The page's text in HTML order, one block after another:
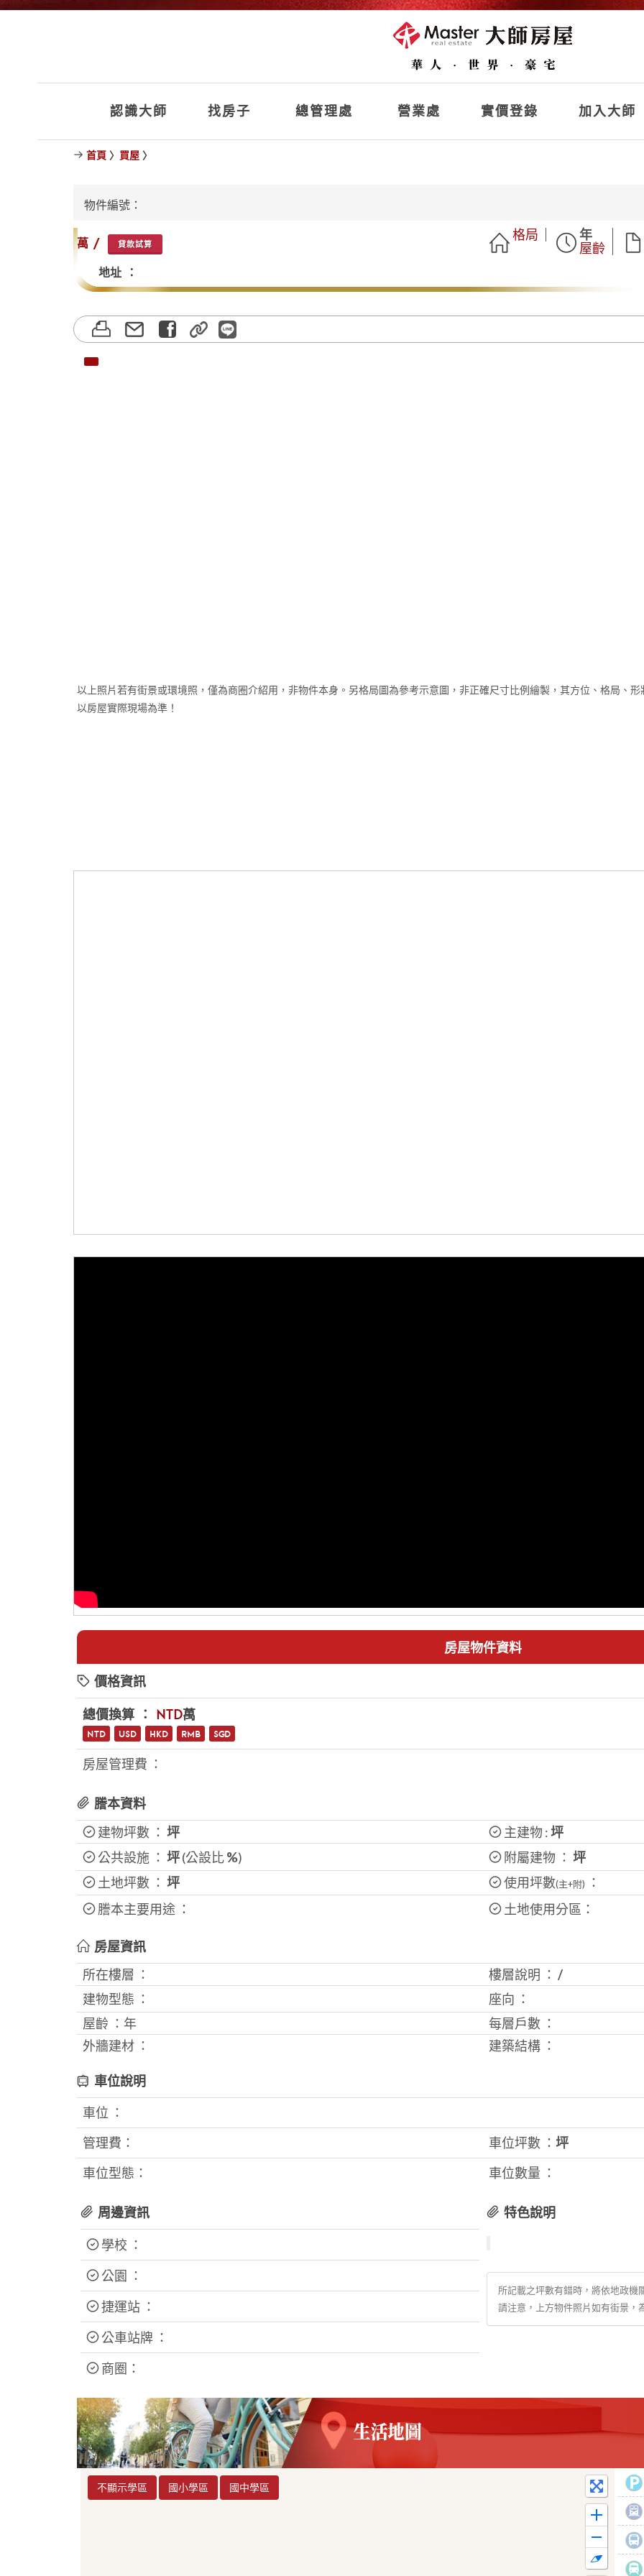
認識大師 找房子 總管理處 營業處 實價登錄 加入大師
首頁 〉 買屋 〉
物件編號：
萬 / 貸款試算
地址 ：
格局
年
屋齡
以上照片若有街景或環境照，僅為商圈介紹用，非物件本身。另格局圖為參考示意圖，非正確尺寸比例繪製，其方位、格局、形
以房屋實際現場為準！
房屋物件資料
價格資訊
總價換算 ： NTD萬
NTD USD HKD RMB SGD
房屋管理費 ：
謄本資料
建物坪數 ： 坪 主建物 :坪
公共設施 ： 坪(公設比%) 附屬建物 ： 坪
土地坪數 ： 坪 使用坪數(主+附)
：
謄本主要用途 ：
土地使用分區：
房屋資訊
所在樓層 ： 樓層說明 ： /
建物型態 ：
座向 ：
屋齡 ： 年
每層戶數 ：
外牆建材 ：
建築結構 ：
車位說明
車位 ：
管理費：
車位坪數 ： 坪
車位型態：
車位數量 ：
周邊資訊
學校 ：
公園 ：
捷運站 ：
公車站牌 ：
商圈：
特色說明
所記載之坪數有錯時，將依地政機
請注意，上方物件照片如有街景，
不顯示學區 國小學區 國中學區